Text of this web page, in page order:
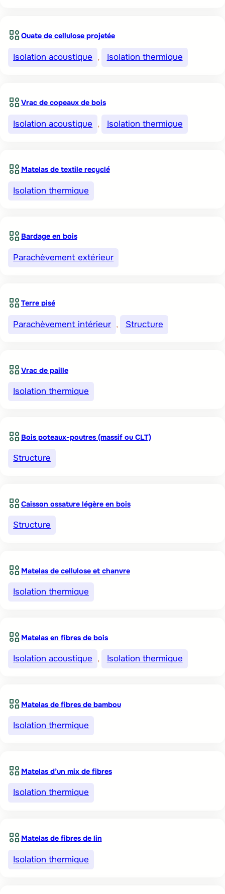
Ouate de cellulose projetée
Isolation acoustique , Isolation thermique
Vrac de copeaux de bois
Isolation acoustique , Isolation thermique
Matelas de textile recyclé
Isolation thermique
Bardage en bois
Parachèvement extérieur
Terre pisé
Parachèvement intérieur , Structure
Vrac de paille
Isolation thermique
Bois poteaux-poutres (massif ou CLT)
Structure
Caisson ossature légère en bois
Structure
Matelas de cellulose et chanvre
Isolation thermique
Matelas en fibres de bois
Isolation acoustique , Isolation thermique
Matelas de fibres de bambou
Isolation thermique
Matelas d’un mix de fibres
Isolation thermique
Matelas de fibres de lin
Isolation thermique